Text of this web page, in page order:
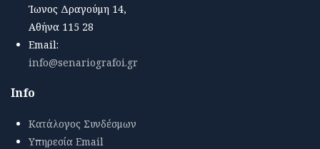
Ίωνος Δραγούμη 14,
Αθήνα 115 28
Email:
info@senariografoi.gr
Info
Κατάλογος Συνδέσμων
Υπηρεσία Email